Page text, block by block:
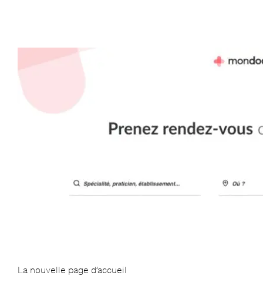
La nouvelle page d’accueil